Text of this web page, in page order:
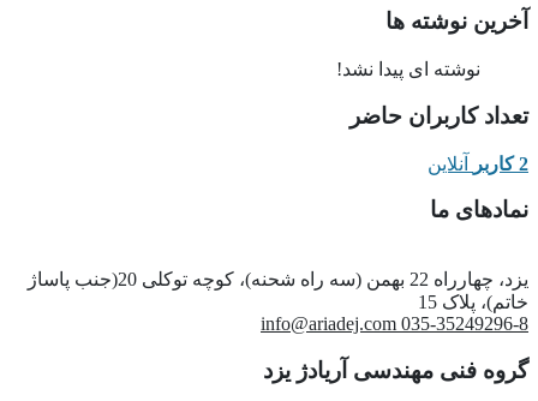
آخرین نوشته ها
نوشته ای پیدا نشد!
تعداد کاربران حاضر
2 کاربر آنلاین
نمادهای ما
یزد، چهارراه 22 بهمن (سه راه شحنه)، کوچه توکلی 20(جنب پاساژ
خاتم)، پلاک 15
035-35249296-8
info@ariadej.com
گروه فنی مهندسی آریادژ یزد